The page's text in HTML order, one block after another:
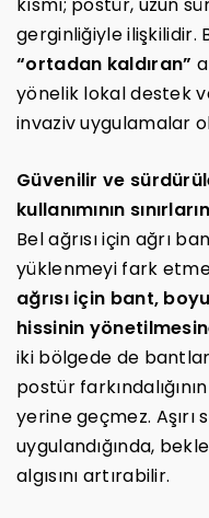
gerginliğiyle ilişkilidir.
“ortadan kaldıran”
yönelik lokal destek
invaziv uygulamalar
Güvenilir ve
kullanımının
Bel ağrısı için ağrı
yüklenmeyi fark
ağrısı için bant,
hissinin
iki bölgede de
postür
yerine geçmez.
uygulandığında,
algısını artırabilir.